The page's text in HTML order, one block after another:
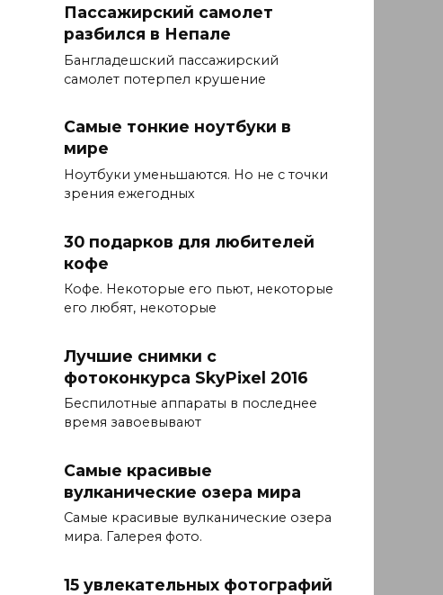
Пассажирский самолет
разбился в Непале
Бангладешский пассажирский
самолет потерпел крушение
Самые тонкие ноутбуки в
мире
Ноутбуки уменьшаются. Но не с точки
зрения ежегодных
30 подарков для любителей
кофе
Кофе. Некоторые его пьют, некоторые
его любят, некоторые
Лучшие снимки с
фотоконкурса SkyPixel 2016
Беспилотные аппараты в последнее
время завоевывают
Самые красивые
вулканические озера мира
Самые красивые вулканические озера
мира. Галерея фото.
15 увлекательных фотографий